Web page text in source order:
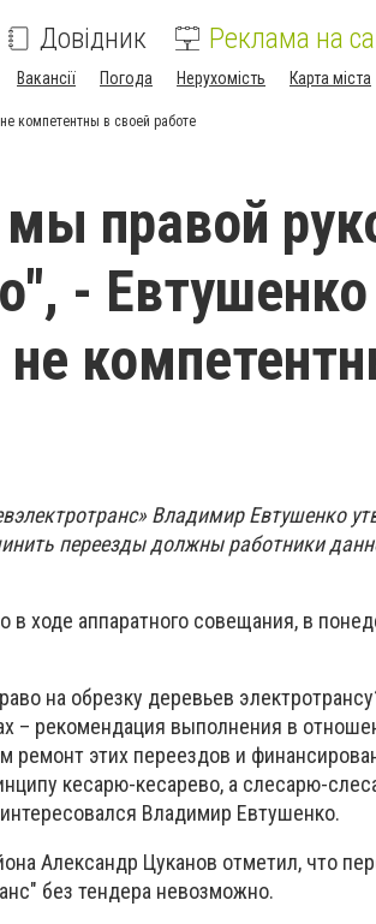
Довідник Реклама на
Вакансії Погода Нерухомість Карта міста
компетентны в своей работе
правой
-
Владимир Евтушенко
переезды должны работники
в ходе аппаратного совещания, в
на обрезку деревьев
– рекомендация выполнения в
этих переездов и
кесарю-кесарево, а слесарю-
Владимир Евтушенко.
Александр Цуканов отметил, что
без тендера невозможно.